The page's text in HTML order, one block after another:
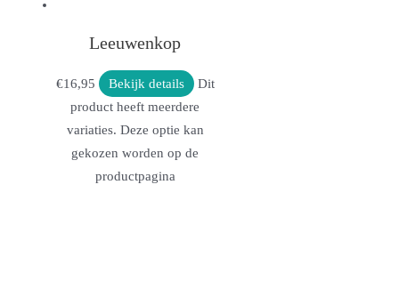
Leeuwenkop
€16,95 Bekijk details
Dit
product heeft meerdere
variaties. Deze optie kan
gekozen worden op de
productpagina